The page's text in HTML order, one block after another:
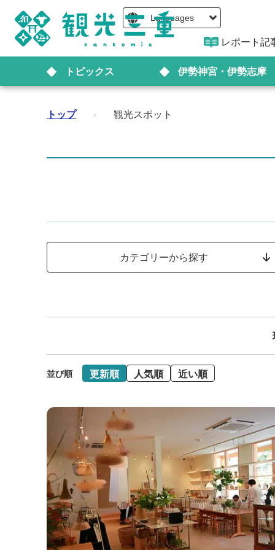
Languages
レポート記
トピックス 伊勢神宮・伊勢志摩
トップ › 観光スポット
カテゴリーから探す
並び順 更新順 人気順 近い順